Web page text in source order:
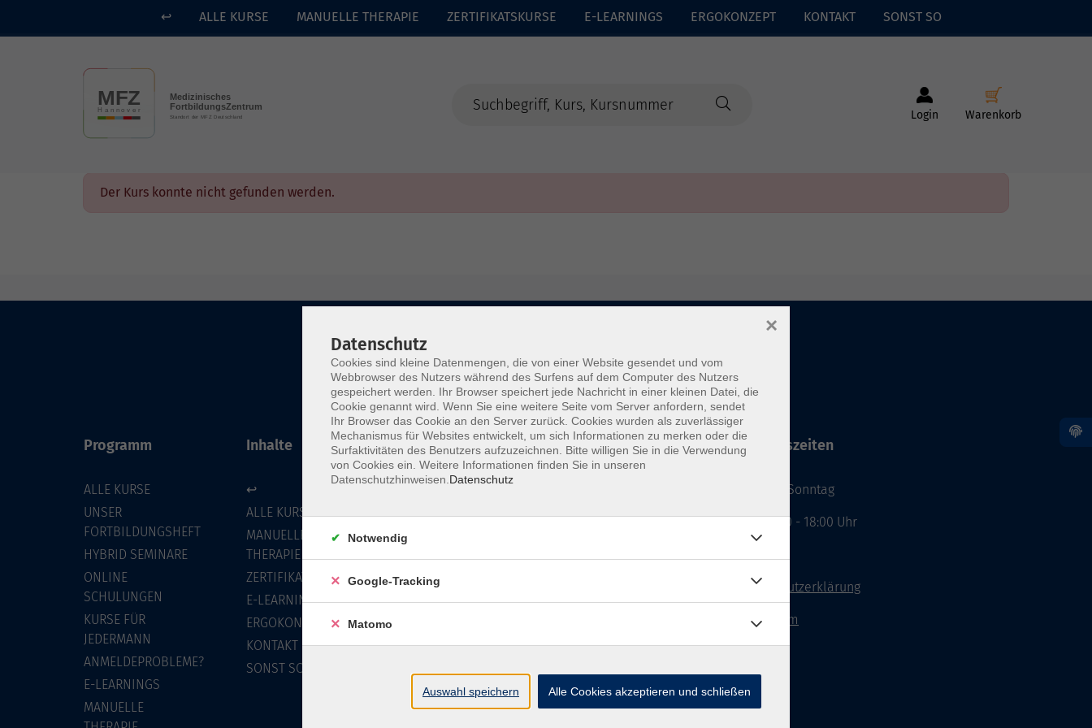
Skip to main content
↩ ALLE KURSE MANUELLE THERAPIE ZERTIFIKATSKURSE E-LEARNINGS ERGOKONZEPT KONTAKT SONST SO
Login Warenkorb
Der Kurs konnte nicht gefunden werden.
Programm
ALLE KURSE
UNSER
FORTBILDUNGSHEFT
HYBRID SEMINARE
ONLINE
SCHULUNGEN
KURSE FÜR
JEDERMANN
ANMELDEPROBLEME?
E-LEARNINGS
MANUELLE
Inhalte
↩
ALLE KURSE
MANUELLE
THERAPIE
ZERTIFIKATSKURSE
E-LEARNINGS
ERGOKONZEPT
KONTAKT
SONST SO
MFZ HANNOVER GMBH & CO KG
Hildesheimer Str. 265
📞Telefon: +49 511 844 14 18
Öffnungszeiten
Montag - Sonntag
von: 08:00 - 18:00 Uhr
Datenschutzerklärung
Impressum
Widerruf
Datenschutz
Cookies sind kleine Datenmengen, die von einer Website gesendet und vom
Webbrowser des Nutzers während des Surfens auf dem Computer des Nutzers
gespeichert werden. Ihr Browser speichert jede Nachricht in einer kleinen Datei, die
Cookie genannt wird. Wenn Sie eine weitere Seite vom Server anfordern, sendet
Ihr Browser das Cookie an den Server zurück. Cookies wurden als zuverlässiger
Mechanismus für Websites entwickelt, um sich Informationen zu merken oder die
Surfaktivitäten des Benutzers aufzuzeichnen. Bitte willigen Sie in die Verwendung
von Cookies ein. Weitere Informationen finden Sie in unseren
Datenschutzhinweisen. Datenschutz
×
Notwendig
Google-Tracking
Matomo
Auswahl speichern Alle Cookies akzeptieren und schließen